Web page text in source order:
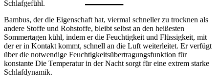
Schlafgefühl.
Bambus, der die Eigenschaft hat, viermal schneller zu trocknen als
andere Stoffe und Rohstoffe, bleibt selbst an den heißesten
Sommertagen kühl, indem er die Feuchtigkeit und Flüssigkeit, mit
der er in Kontakt kommt, schnell an die Luft weiterleitet. Er verfügt
über die notwendige Feuchtigkeitsübertragungsfunktion für
konstante Die Temperatur in der Nacht sorgt für eine extrem starke
Schlafdynamik.